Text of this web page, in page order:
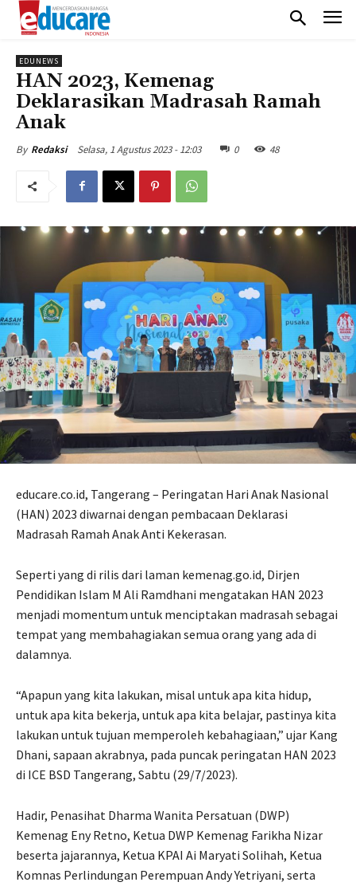
EDUNEWS
HAN 2023, Kemenag
Deklarasikan Madrasah Ramah
Anak
By Redaksi Selasa, 1 Agustus 2023 - 12:03 0 48
educare.co.id, Tangerang – Peringatan Hari Anak Nasional
(HAN) 2023 diwarnai dengan pembacaan Deklarasi
Madrasah Ramah Anak Anti Kekerasan.
Seperti yang di rilis dari laman kemenag.go.id, Dirjen
Pendidikan Islam M Ali Ramdhani mengatakan HAN 2023
menjadi momentum untuk menciptakan madrasah sebagai
tempat yang membahagiakan semua orang yang ada di
dalamnya.
“Apapun yang kita lakukan, misal untuk apa kita hidup,
untuk apa kita bekerja, untuk apa kita belajar, pastinya kita
lakukan untuk tujuan memperoleh kebahagiaan,” ujar Kang
Dhani, sapaan akrabnya, pada puncak peringatan HAN 2023
di ICE BSD Tangerang, Sabtu (29/7/2023).
Hadir, Penasihat Dharma Wanita Persatuan (DWP)
Kemenag Eny Retno, Ketua DWP Kemenag Farikha Nizar
beserta jajarannya, Ketua KPAI Ai Maryati Solihah, Ketua
Komnas Perlindungan Perempuan Andy Yetriyani, serta